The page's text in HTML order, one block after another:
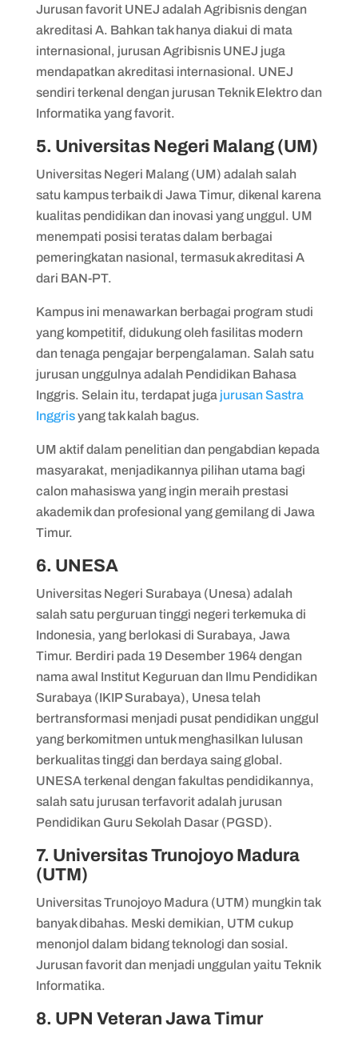
Jurusan favorit UNEJ adalah Agribisnis dengan
akreditasi A. Bahkan tak hanya diakui di mata
internasional, jurusan Agribisnis UNEJ juga
mendapatkan akreditasi internasional. UNEJ
sendiri terkenal dengan jurusan Teknik Elektro dan
Informatika yang favorit.
5. Universitas Negeri Malang (UM)
Universitas Negeri Malang (UM) adalah salah
satu kampus terbaik di Jawa Timur, dikenal karena
kualitas pendidikan dan inovasi yang unggul. UM
menempati posisi teratas dalam berbagai
pemeringkatan nasional, termasuk akreditasi A
dari BAN-PT.
Kampus ini menawarkan berbagai program studi
yang kompetitif, didukung oleh fasilitas modern
dan tenaga pengajar berpengalaman. Salah satu
jurusan unggulnya adalah Pendidikan Bahasa
Inggris. Selain itu, terdapat juga jurusan Sastra
Inggrisyang tak kalah bagus.
UM aktif dalam penelitian dan pengabdian kepada
masyarakat, menjadikannya pilihan utama bagi
calon mahasiswa yang ingin meraih prestasi
akademik dan profesional yang gemilang di Jawa
Timur.
6. UNESA
Universitas Negeri Surabaya (Unesa) adalah
salah satu perguruan tinggi negeri terkemuka di
Indonesia, yang berlokasi di Surabaya, Jawa
Timur. Berdiri pada 19 Desember 1964 dengan
nama awal Institut Keguruan dan Ilmu Pendidikan
Surabaya (IKIP Surabaya), Unesa telah
bertransformasi menjadi pusat pendidikan unggul
yang berkomitmen untuk menghasilkan lulusan
berkualitas tinggi dan berdaya saing global.
UNESA terkenal dengan fakultas pendidikannya,
salah satu jurusan terfavorit adalah jurusan
Pendidikan Guru Sekolah Dasar (PGSD).
7. Universitas Trunojoyo Madura
(UTM)
Universitas Trunojoyo Madura (UTM) mungkin tak
banyak dibahas. Meski demikian, UTM cukup
menonjol dalam bidang teknologi dan sosial.
Jurusan favorit dan menjadi unggulan yaitu Teknik
Informatika.
8. UPN Veteran Jawa Timur